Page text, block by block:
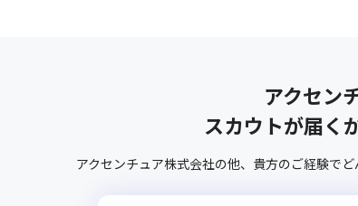
アクセン
スカウトが届く
アクセンチュア株式会社の他、 貴方のご経験でど